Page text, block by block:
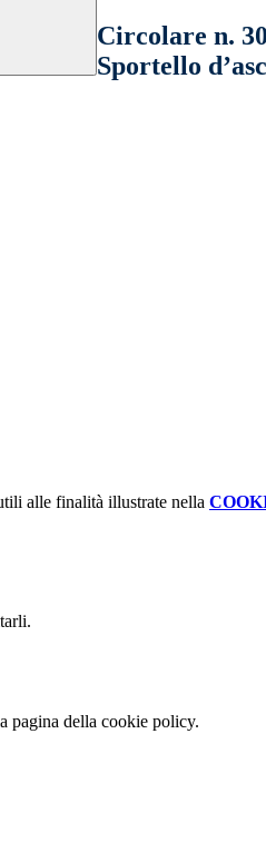
Circolare n.
Sportello
alle finalità illustrate nella
pagina della cookie policy.